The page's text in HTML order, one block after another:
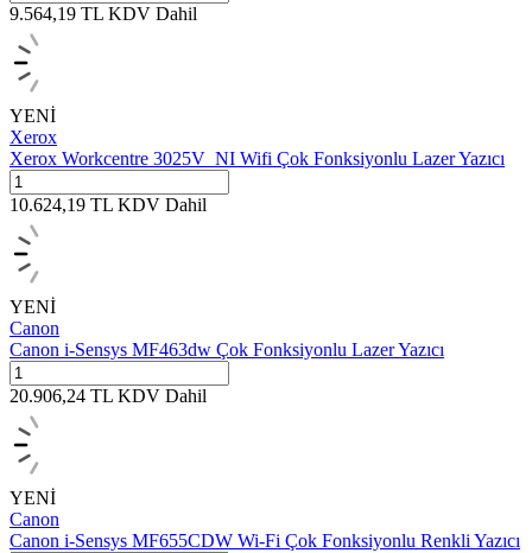
9.564,19 TL KDV Dahil
YENİ
Xerox
Xerox Workcentre 3025V_NI Wifi Çok Fonksiyonlu Lazer Yazıcı
10.624,19 TL KDV Dahil
YENİ
Canon
Canon i-Sensys MF463dw Çok Fonksiyonlu Lazer Yazıcı
20.906,24 TL KDV Dahil
YENİ
Canon
Canon i-Sensys MF655CDW Wi-Fi Çok Fonksiyonlu Renkli Yazıcı